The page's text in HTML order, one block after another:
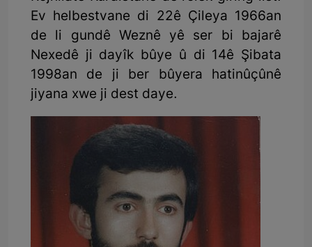
Ev helbestvane di 22ê Çileya 1966an
de li gundê Weznê yê ser bi bajarê
Nexedê ji dayîk bûye û di 14ê Şibata
1998an de ji ber bûyera hatinûçûnê
jiyana xwe ji dest daye.